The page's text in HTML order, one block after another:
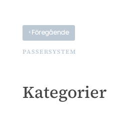
‹Föregående
PASSERSYSTEM
Kategorier